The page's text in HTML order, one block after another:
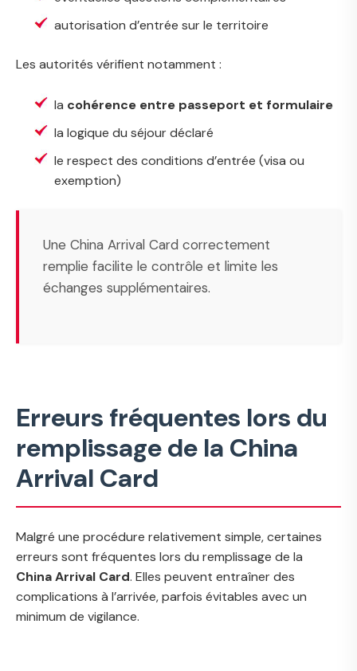
autorisation d’entrée sur le territoire
Les autorités vérifient notamment :
la cohérence entre passeport et formulaire
la logique du séjour déclaré
le respect des conditions d’entrée (visa ou
exemption)
Une China Arrival Card correctement
remplie facilite le contrôle et limite les
échanges supplémentaires.
Erreurs fréquentes lors du
remplissage de la China
Arrival Card
Malgré une procédure relativement simple, certaines
erreurs sont fréquentes lors du remplissage de la
China Arrival Card. Elles peuvent entraîner des
complications à l’arrivée, parfois évitables avec un
minimum de vigilance.